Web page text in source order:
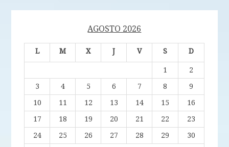
AGOSTO 2026
L M X J V S D
1
2
3
4 5 6 7 8
9
10
11 12 13 14 15
16
17
18 19 20 21 22
23
24
25 26 27 28 29
30